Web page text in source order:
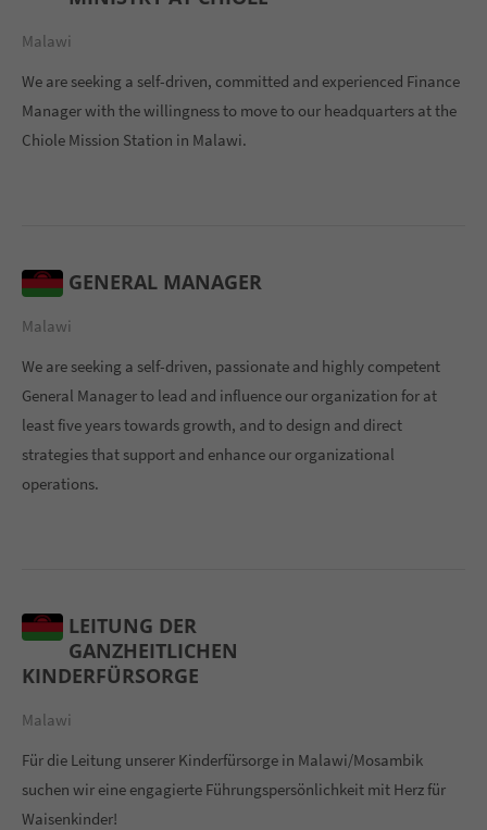
Malawi
We are seeking a self-driven, committed and experienced Finance
Manager with the willingness to move to our headquarters at the
Chiole Mission Station in Malawi.
GENERAL MANAGER
Malawi
We are seeking a self-driven, passionate and highly competent
General Manager to lead and influence our organization for at
least five years towards growth, and to design and direct
strategies that support and enhance our organizational
operations.
LEITUNG DER
GANZHEITLICHEN
KINDERFÜRSORGE
Malawi
Für die Leitung unserer Kinderfürsorge in Malawi/Mosambik
suchen wir eine engagierte Führungspersönlichkeit mit Herz für
Waisenkinder!